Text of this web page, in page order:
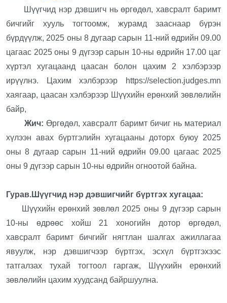
Шүүгчид нэр дэвшигч нь өргөдөл, хавсралт баримт
бичгийг хууль тогтоомж, журамд зааснаар бүрэн
бүрдүүлж, 2025 оны 8 дугаар сарын 11-ний өдрийн 09.00
цагаас 2025 оны 9 дүгээр сарын 10-ны өдрийн 17.00 цаг
хүртэл хугацаанд цаасан болон цахим 2 хэлбэрээр
ирүүлнэ. Цахим хэлбэрээр https://selection.judges.mn
хаягаар, цаасан хэлбэрээр Шүүхийн ерөнхий зөвлөлийн
байр,
Жич:Өргөдөл, хавсралт баримт бичиг нь материал
хүлээн авах бүртгэлийн хугацааны доторх буюу 2025
оны 8 дугаар сарын 11-ний өдрийн 09.00 цагаас 2025
оны 9 дүгээр сарын 10-ны өдрийн огноотой байна.
Гурав.Шүүгчид нэр дэвшигчийг бүртгэх хугацаа:
Шүүхийн ерөнхий зөвлөл 2025 оны 9 дүгээр сарын
10-ны өдрөөс хойш 21 хоногийн дотор өргөдөл,
хавсралт баримт бичгийг нягтлан шалгах ажиллагаа
явуулж, нэр дэвшигчээр бүртгэх, эсхүл бүртгэхээс
татгалзах тухай тогтоол гаргаж, Шүүхийн ерөнхий
зөвлөлийн цахим хуудсанд байршуулна.